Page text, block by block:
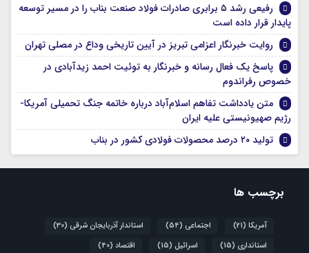
رفیعی رشد ۵ برابری صادرات فولاد صنعت بناب را در مسیر توسعه
پایدار قرار داده است
روایت خبرنگار اعزامی تبریز در آیین تاریخی وداع در مصلی تهران
پاسخ یک فعال رسانه و خبرنگار به توئیت احمد زیدآبادی در
خصوص رفراندوم
متن یادداشت تفاهم اسلام‌آباد درباره خاتمه جنگ تحمیلی آمریکا-
رژیم صهیونیستی علیه ایران
تولید ۲۰ درصد محصولات فولادی کشور در بناب
برچسب ها
آمریکا (21) اجتماعی (54) استاندار آذربایجان شرقی (30)
استانداری (15) اسرائیل (15) اقتصاد (40)